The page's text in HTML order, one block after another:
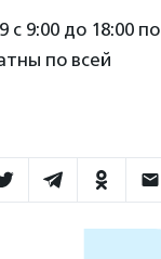
9:00 до 18:00 по
по всей